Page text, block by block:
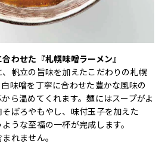
わせた『札幌味噌ラーメン』
帆立の旨味を加えたこだわりの札幌
味噌を丁寧に合わせた豊かな風味の
ら温めてくれます。麺にはスープがよ
ぼろやもやし、味付玉子を加えた
うな至福の一杯が完成します。
れません。